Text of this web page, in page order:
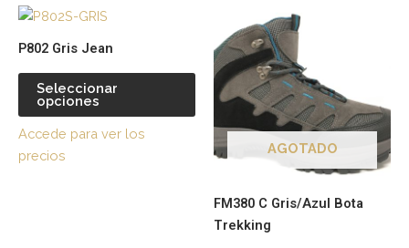
P802 Gris Jean
Seleccionar
opciones
producto
tiene
múltiples
variantes.
Las
opciones
elegir
Accede para ver los
precios
AGOTADO
FM380 C Gris/Azul Bota
Trekking
se